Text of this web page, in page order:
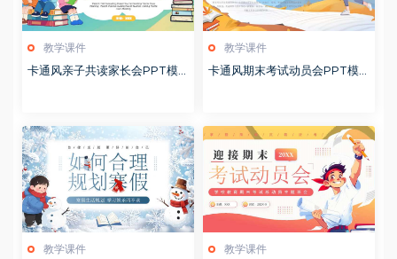
教学课件
卡通风亲子共读家长会PPT模
教学课件
卡通风期末考试动员会PPT模
教学课件 教学课件